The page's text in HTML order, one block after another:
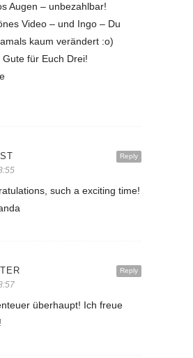
Augen – unbezahlbar!
Video – und Ingo – Du
kaum verändert :o)
für Euch Drei!
Reply
such a exciting time!
Reply
überhaupt! Ich freue